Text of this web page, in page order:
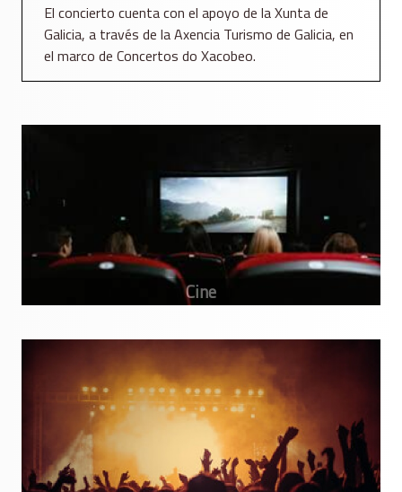
El concierto cuenta con el apoyo de la Xunta de
Galicia, a través de la Axencia Turismo de Galicia, en
el marco de Concertos do Xacobeo.